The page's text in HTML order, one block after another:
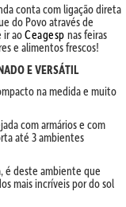
conta com ligação direta
do Povo através de
ir aoCeagesp nas feiras
e alimentos frescos!
E VERSÁTIL
na medida e muito
com armários e com
até 3 ambientes
é deste ambiente que
mais incríveis por do sol